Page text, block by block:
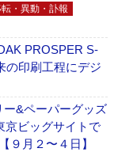
・異動・訃報
PROSPER S-
印刷工程にデジ
&ペーパーグッズ
京ビッグサイトで
９月２〜４日】